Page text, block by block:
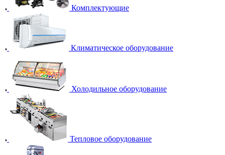
Комплектующие
Климатическое оборудование
Холодильное оборудование
Тепловое оборудование